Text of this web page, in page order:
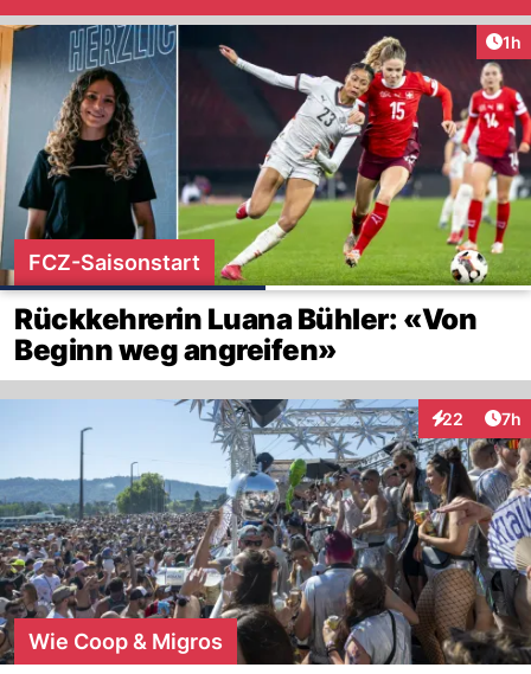
1h
FCZ-Saisonstart
Rückkehrerin Luana Bühler: «Von
Beginn weg angreifen»
22
Interaktionen
7h
Wie Coop & Migros